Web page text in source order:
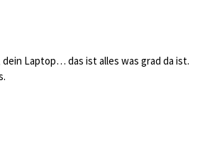
Laptop… das ist alles was grad da ist.